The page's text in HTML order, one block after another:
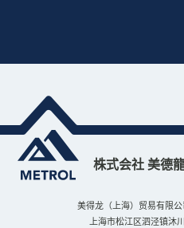
株式会社 美德
美得龙（上海）贸易有限公
上海市松江区泗泾镇沐